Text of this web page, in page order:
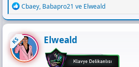
R
e
a
c
t
i
o
n
Cbaey, Babapro21 ve Elweald
KS Elweald